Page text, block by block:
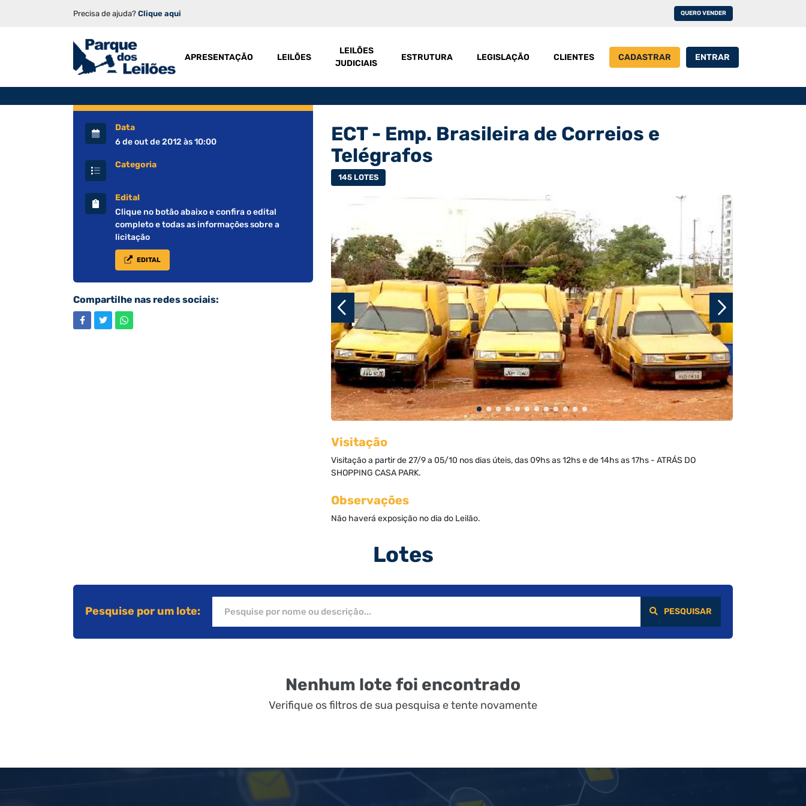
Precisa de ajuda? Clique aqui QUERO VENDER
APRESENTAÇÃO LEILÕES
LEILÕES
JUDICIAIS
ESTRUTURA LEGISLAÇÃO CLIENTES CADASTRAR ENTRAR
Data
6 de out de 2012 às 10:00
Categoria
Edital
Clique no botão abaixo e confira o edital
completo e todas as informações sobre a
licitação
EDITAL
Compartilhe nas redes sociais:
ECT - Emp. Brasileira de Correios e
Telégrafos
145 LOTES
Visitação
Visitação a partir de 27/9 a 05/10 nos dias úteis, das 09hs as 12hs e de 14hs as 17hs - ATRÁS DO
SHOPPING CASA PARK.
Observações
Não haverá exposição no dia do Leilão.
Lotes
Pesquise por um lote: PESQUISAR
Nenhum lote foi encontrado
Verifique os filtros de sua pesquisa e tente novamente